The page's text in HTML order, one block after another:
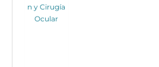
n y Cirugía
Ocular